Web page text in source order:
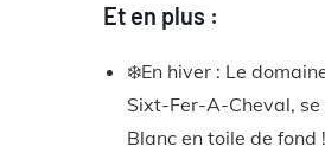
Et en plus :
❄️En hiver : Le
Sixt-Fer-A-Cheval,
Blanc en toile de fond